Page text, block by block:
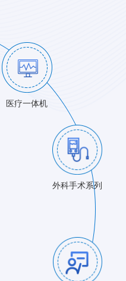
医疗一体机
外科手术系列